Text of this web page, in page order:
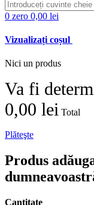
0 zero 0,00 lei
Vizualizați coșul
Nici un produs
Va fi
0,00 lei Total
Plăteşte
Produs
Cantitate